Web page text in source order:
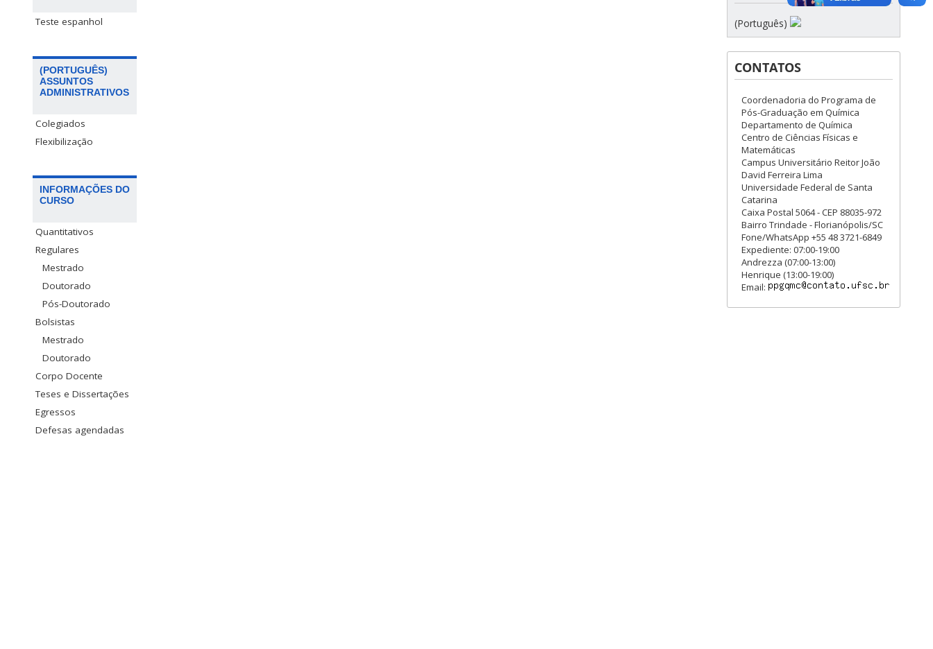
Teste espanhol
(PORTUGUÊS)
ASSUNTOS
ADMINISTRATIVOS
Colegiados
Flexibilização
INFORMAÇÕES DO
CURSO
Quantitativos
Regulares
Mestrado
Doutorado
Pós-Doutorado
Bolsistas
Mestrado
Doutorado
Corpo Docente
Teses e Dissertações
Egressos
Defesas agendadas
(Português)
CONTATOS
Coordenadoria do Programa de
Pós-Graduação em Química
Departamento de Química
Centro de Ciências Físicas e
Matemáticas
Campus Universitário Reitor João
David Ferreira Lima
Universidade Federal de Santa
Catarina
Caixa Postal 5064 - CEP 88035-972
Bairro Trindade - Florianópolis/SC
Fone/WhatsApp +55 48 3721-6849
Expediente: 07:00-19:00
Andrezza (07:00-13:00)
Henrique (13:00-19:00)
Email: